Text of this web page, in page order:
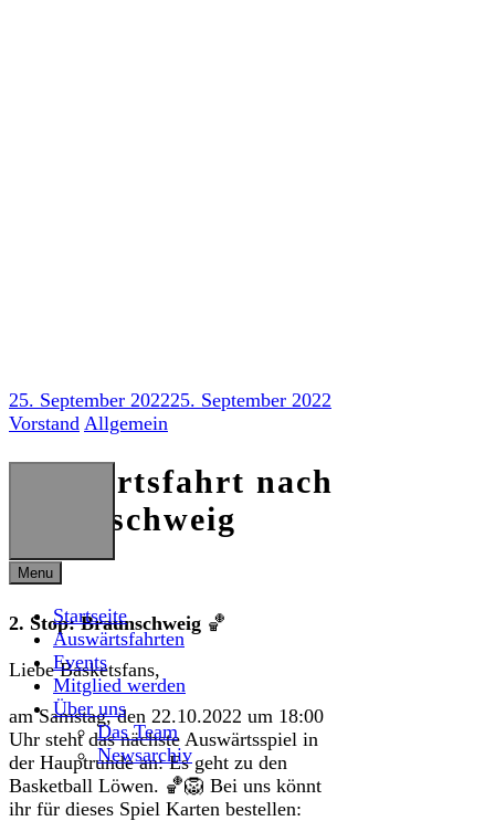
Menu
Startseite
Auswärtsfahrten
Events
Mitglied werden
Über uns
Das Team
Newsarchiv
25. September 202225. September 2022
Vorstand Allgemein
Auswärtsfahrt nach
Braunschweig
2. Stop: Braunschweig 🏀
Liebe Basketsfans,
am Samstag, den 22.10.2022 um 18:00
Uhr steht das nächste Auswärtsspiel in
der Hauptrunde an: Es geht zu den
Basketball Löwen. 🏀🦁 Bei uns könnt
ihr für dieses Spiel Karten bestellen: